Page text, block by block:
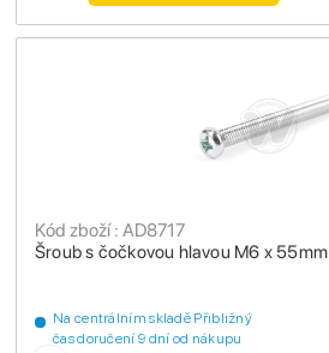
Šroub s čočkovou hlavou M6 x 55mm
Kód zboží : AD8717
Na centrálním skladě Přibližný
čas doručení 9 dní od nákupu